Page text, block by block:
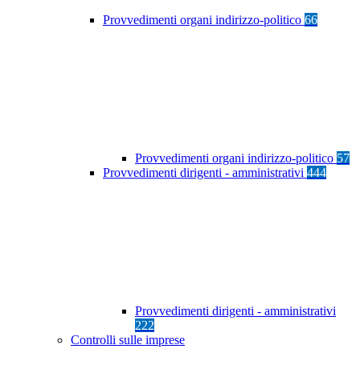
Provvedimenti organi indirizzo-politico 66
Provvedimenti organi indirizzo-politico 57
Provvedimenti dirigenti - amministrativi 444
Provvedimenti dirigenti - amministrativi
222
Controlli sulle imprese